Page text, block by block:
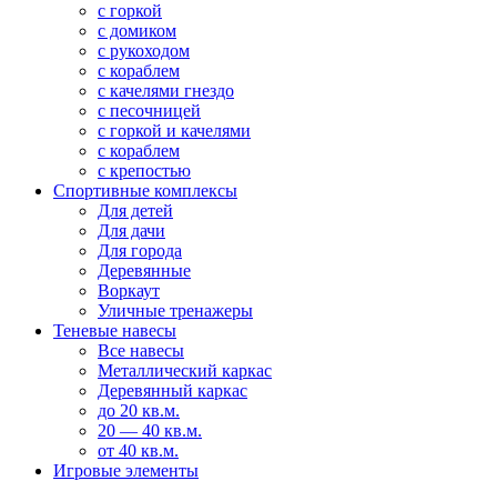
с горкой
с домиком
с рукоходом
с кораблем
с качелями гнездо
с песочницей
с горкой и качелями
с кораблем
с крепостью
Спортивные комплексы
Для детей
Для дачи
Для города
Деревянные
Воркаут
Уличные тренажеры
Теневые навесы
Все навесы
Металлический каркас
Деревянный каркас
до 20 кв.м.
20 — 40 кв.м.
от 40 кв.м.
Игровые элементы